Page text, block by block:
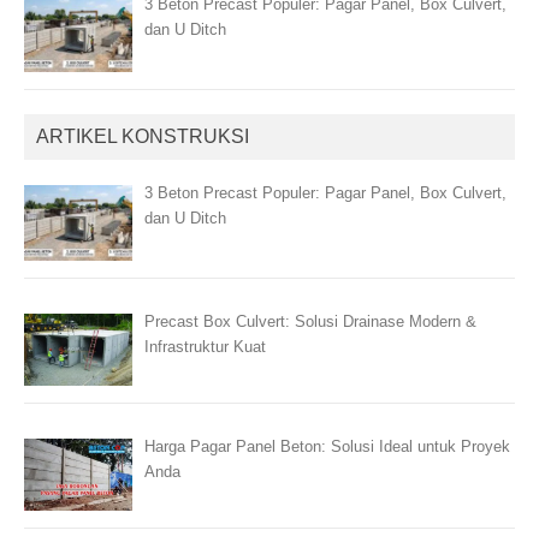
3 Beton Precast Populer: Pagar Panel, Box Culvert,
dan U Ditch
ARTIKEL KONSTRUKSI
3 Beton Precast Populer: Pagar Panel, Box Culvert,
dan U Ditch
Precast Box Culvert: Solusi Drainase Modern &
Infrastruktur Kuat
Harga Pagar Panel Beton: Solusi Ideal untuk Proyek
Anda